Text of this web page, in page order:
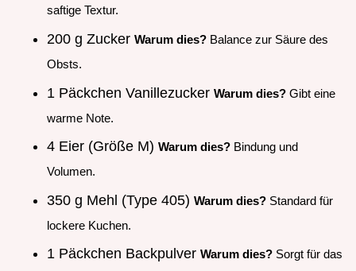
saftige Textur.
200 g Zucker Warum dies? Balance zur Säure des
Obsts.
1 Päckchen Vanillezucker Warum dies? Gibt eine
warme Note.
4 Eier (Größe M) Warum dies? Bindung und
Volumen.
350 g Mehl (Type 405) Warum dies? Standard für
lockere Kuchen.
1 Päckchen Backpulver Warum dies? Sorgt für das